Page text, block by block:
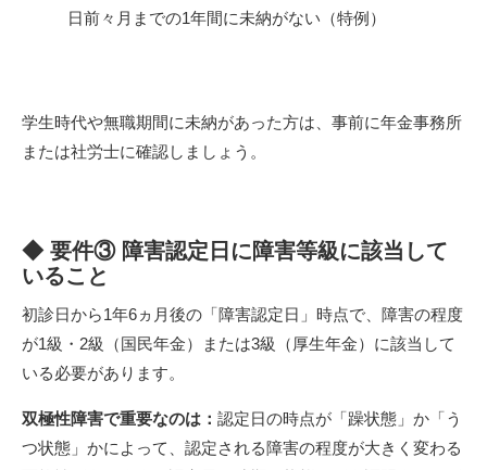
日前々月までの1年間に未納がない（特例）
学生時代や無職期間に未納があった方は、事前に年金事務所
または社労士に確認しましょう。
◆ 要件③ 障害認定日に障害等級に該当して
いること
初診日から1年6ヵ月後の「障害認定日」時点で、障害の程度
が1級・2級（国民年金）または3級（厚生年金）に該当して
いる必要があります。
双極性障害で重要なのは： 認定日の時点が「躁状態」か「う
つ状態」かによって、認定される障害の程度が大きく変わる